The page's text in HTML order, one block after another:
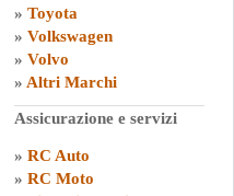
» Toyota
» Volkswagen
» Volvo
» Altri Marchi
Assicurazione e servizi
» RC Auto
» RC Moto